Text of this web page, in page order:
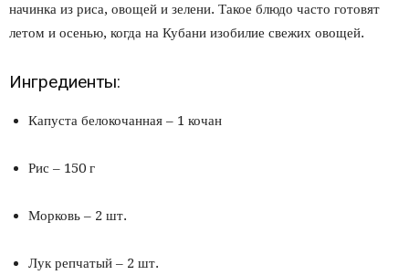
начинка из риса, овощей и зелени. Такое блюдо часто готовят
летом и осенью, когда на Кубани изобилие свежих овощей.
Ингредиенты:
Капуста белокочанная – 1 кочан
Рис – 150 г
Морковь – 2 шт.
Лук репчатый – 2 шт.